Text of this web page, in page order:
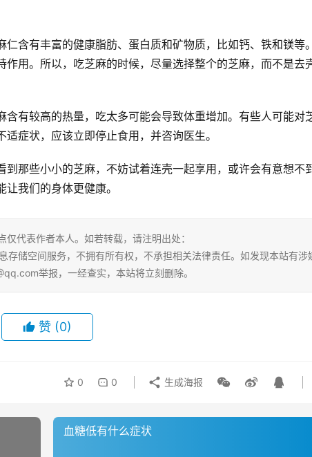
含有丰富的健康脂肪、蛋白质和矿物质，比如钙、铁和镁等
用。所以，吃芝麻的时候，尽量选择整个的芝麻，而不是去
有较高的热量，吃太多可能会导致体重增加。有些人可能对
症状，应该立即停止食用，并咨询医生。
那些小小的芝麻，不妨试着连壳一起享用，或许会有意想不
我们的身体更健康。
代表作者本人。如若转载，请注明出处：
储空间服务，不拥有所有权，不承担相关法律责任。如发现本站有涉
举报，一经查实，本站将立刻删除。
赞 (0)
0 0 生成海报
血糖低有什么症状